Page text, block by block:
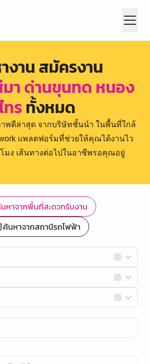
งาน สมัครงาน
า ด่านขุนทด หนอง
ทรทั้งหมด
พดีล่าสุด จากบริษัทชั้นนำ ในพื้นที่ใกล้
แพลตฟอร์มที่ช่วยให้คุณได้งานไว
โมง เส้นทางต่อไปในอาชีพรอคุณอยู่
หาจากพื้นที่สะดวกรับงาน
ค้นหาจากสถานีรถไฟฟ้า